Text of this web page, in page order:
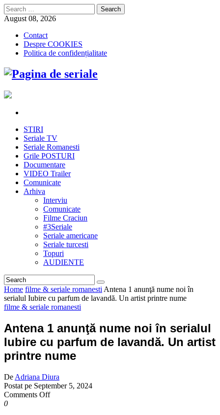
Search
for:
August 08, 2026
Contact
Despre COOKIES
Politica de confidențialitate
STIRI
Seriale TV
Seriale Romanesti
Grile POSTURI
Documentare
VIDEO Trailer
Comunicate
Arhiva
Interviu
Comunicate
Filme Craciun
#3Seriale
Seriale americane
Seriale turcesti
Topuri
AUDIENTE
Home filme & seriale romanesti Antena 1 anunţă nume noi în
serialul Iubire cu parfum de lavandă. Un artist printre nume
filme & seriale romanesti
Antena 1 anunţă nume noi în serialul
Iubire cu parfum de lavandă. Un artist
printre nume
De Adriana Diura
Postat pe September 5, 2024
Comments Offon
0